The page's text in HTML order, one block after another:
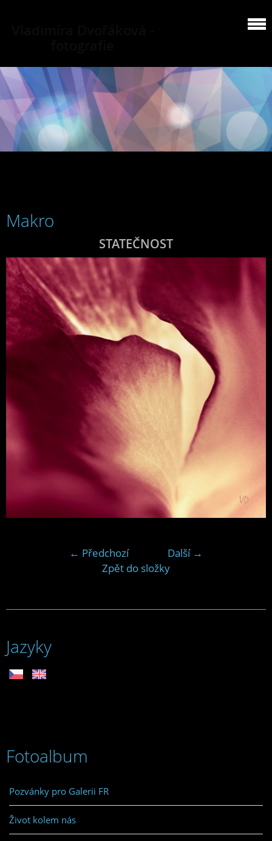
Makro
STATEČNOST
← Předchozí
Další →
Zpět do složky
Jazyky
Fotoalbum
Pozvánky pro Galerii FR
Život kolem nás